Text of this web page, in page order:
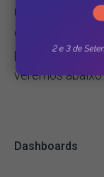
mais puro de
entretanto,
para divulgar
veremos abaixo.
Dashboards